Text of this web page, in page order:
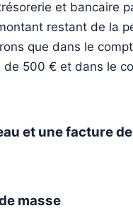
?
?
sur Kyrios
à la newsletter
effectuées depuis
et bancaire
restant de la
que dans le
500 € et dans le
et une facture de
masse